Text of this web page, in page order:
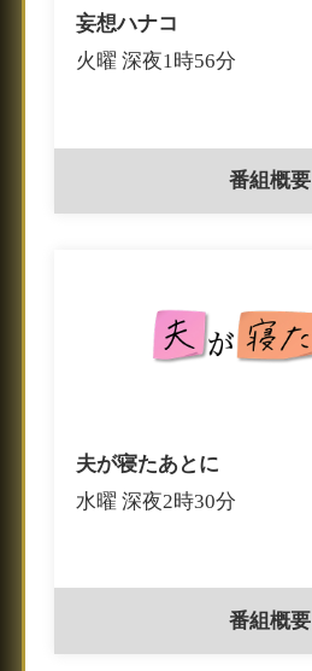
妄想ハナコ
火曜 深夜1時56分
番組概要
夫が寝たあとに
水曜 深夜2時30分
番組概要